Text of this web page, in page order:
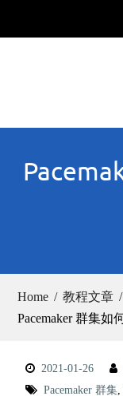
Home 教程文章
Pacemaker 群集如
2021-01-26
Pacemaker 群集,